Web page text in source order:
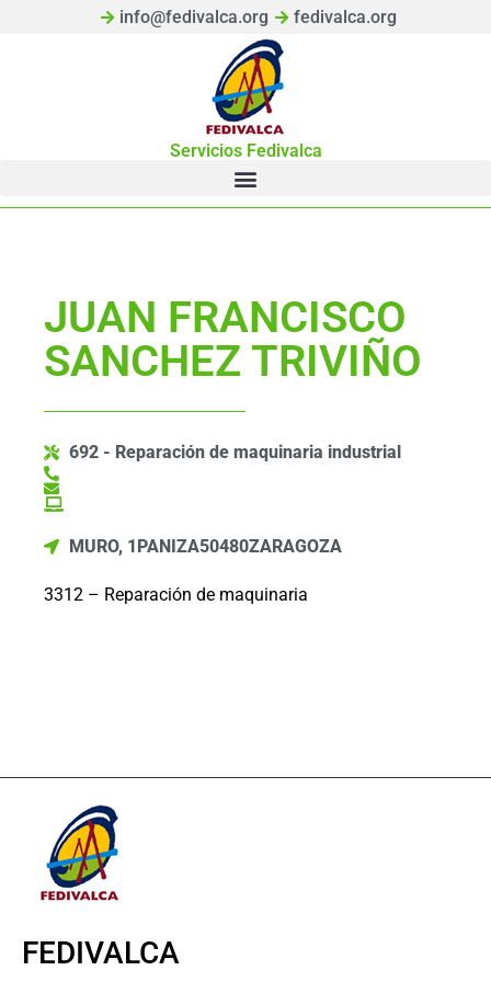
info@fedivalca.org fedivalca.org
Servicios Fedivalca
JUAN FRANCISCO
SANCHEZ TRIVIÑO
692 - Reparación de maquinaria industrial
MURO, 1PANIZA50480ZARAGOZA
3312 – Reparación de maquinaria
FEDIVALCA